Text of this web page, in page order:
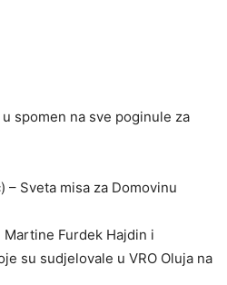
spomen na sve poginule za
– Sveta misa za Domovinu
Furdek Hajdin i
su sudjelovale u VRO Oluja na